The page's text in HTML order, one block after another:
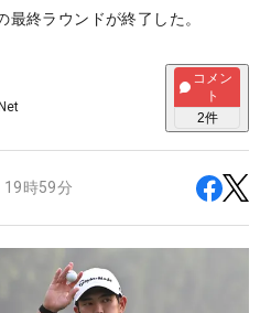
最終ラウンドが終了した。
コメン
ト
2件
時59分